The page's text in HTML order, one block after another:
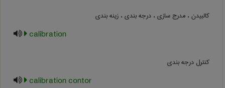
کالبیدن ، مدرج سازی ، درجه بندی ، زینه بندی
calibration
کنترل درجه بندی
calibration contor